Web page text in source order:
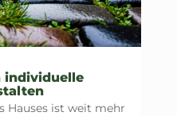
individuelle
Hauses ist weit mehr